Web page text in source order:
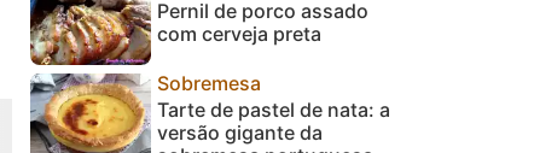
Pernil de porco assado
com cerveja preta
Sobremesa
Tarte de pastel de nata: a
versão gigante da